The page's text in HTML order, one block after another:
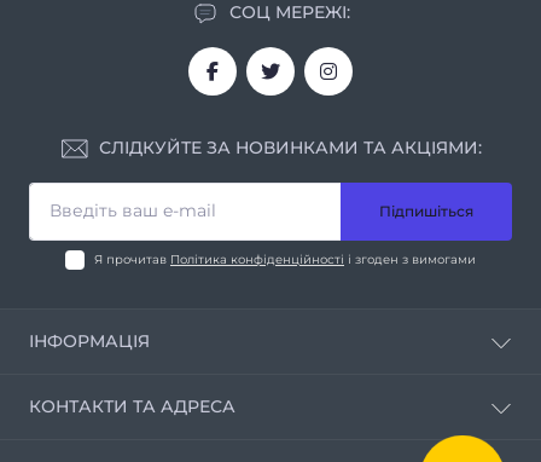
СОЦ МЕРЕЖІ:
СЛІДКУЙТЕ ЗА НОВИНКАМИ ТА АКЦІЯМИ:
Підпишіться
Я прочитав Політика конфіденційності і згоден з вимогами
ІНФОРМАЦІЯ
Умови співпраці
КОНТАКТИ ТА АДРЕСА